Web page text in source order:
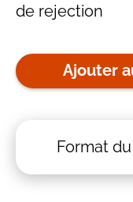
de rejection
Ajouter
Format